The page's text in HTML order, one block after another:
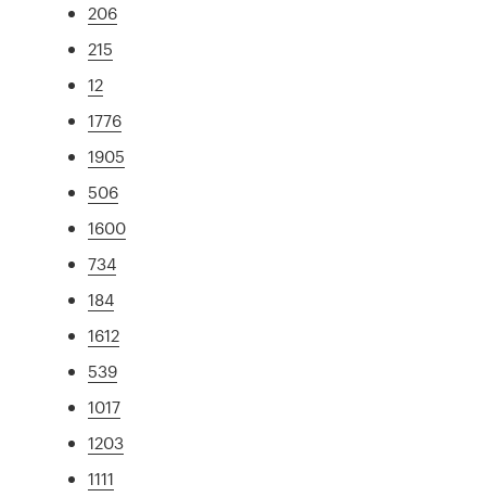
206
215
12
1776
1905
506
1600
734
184
1612
539
1017
1203
1111